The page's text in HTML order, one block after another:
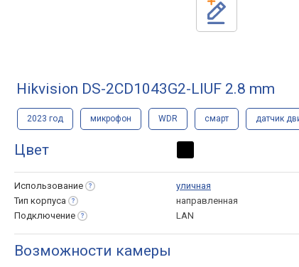
Hikvision DS-2CD1043G2-LIUF 2.8 mm
2023 год микрофон WDR смарт датчик
Цвет
Использование
уличная
Тип корпуса
направленная
Подключение
LAN
Возможности камеры